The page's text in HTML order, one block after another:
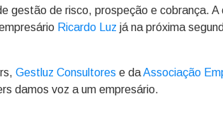
gestão de risco, prospeção e cobrança. A
Ricardo Luz já na próxima
Gestluz Consultores e daAssociação
damos voz a um empresário.